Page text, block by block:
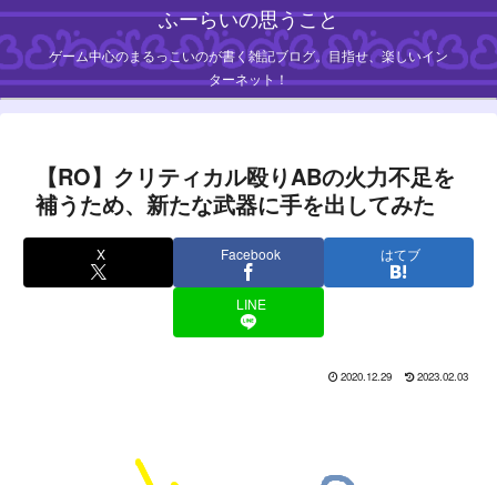
ふーらいの思うこと
ゲーム中心のまるっこいのが書く雑記ブログ。目指せ、楽しいイン
ターネット！
【RO】クリティカル殴りABの火力不足を
補うため、新たな武器に手を出してみた
X Facebook はてブ
LINE
2020.12.29 2023.02.03